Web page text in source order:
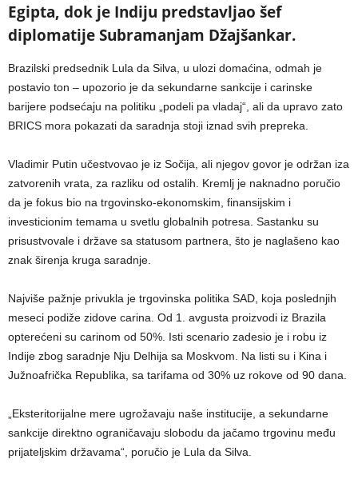
Egipta, dok je Indiju predstavljao šef
diplomatije Subramanjam Džajšankar.
Brazilski predsednik Lula da Silva, u ulozi domaćina, odmah je
postavio ton – upozorio je da sekundarne sankcije i carinske
barijere podsećaju na politiku „podeli pa vladaj“, ali da upravo zato
BRICS mora pokazati da saradnja stoji iznad svih prepreka.
Vladimir Putin učestvovao je iz Sočija, ali njegov govor je održan iza
zatvorenih vrata, za razliku od ostalih. Kremlj je naknadno poručio
da je fokus bio na trgovinsko-ekonomskim, finansijskim i
investicionim temama u svetlu globalnih potresa. Sastanku su
prisustvovale i države sa statusom partnera, što je naglašeno kao
znak širenja kruga saradnje.
Najviše pažnje privukla je trgovinska politika SAD, koja poslednjih
meseci podiže zidove carina. Od 1. avgusta proizvodi iz Brazila
opterećeni su carinom od 50%. Isti scenario zadesio je i robu iz
Indije zbog saradnje Nju Delhija sa Moskvom. Na listi su i Kina i
Južnoafrička Republika, sa tarifama od 30% uz rokove od 90 dana.
„Eksteritorijalne mere ugrožavaju naše institucije, a sekundarne
sankcije direktno ograničavaju slobodu da jačamo trgovinu među
prijateljskim državama“, poručio je Lula da Silva.